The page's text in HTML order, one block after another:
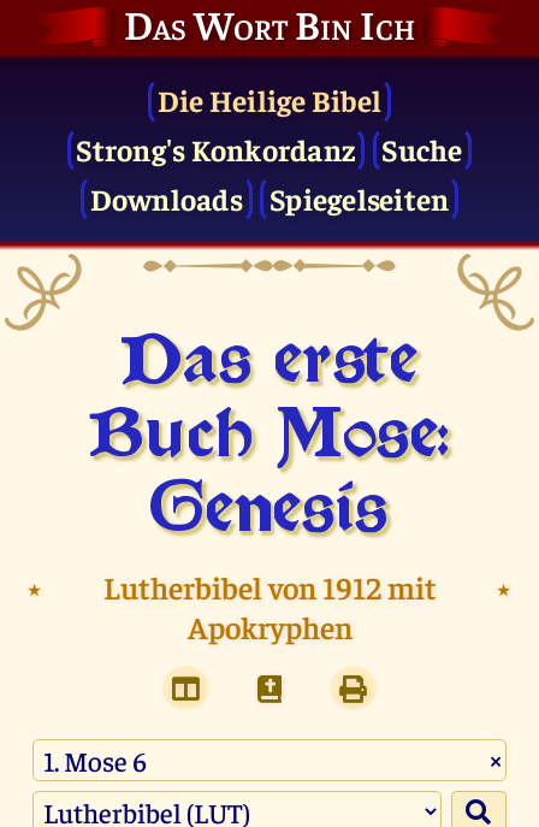
Das Wort Bin Ich
Die Heilige Bibel
Strong's Konkordanz
Suche
Downloads
Spiegelseiten
Das erste
Buch Mose:
Genesis
⭑
Lutherbibel von 1912 mit
Apokryphen
⭑
×